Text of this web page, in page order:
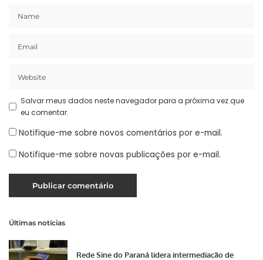
Salvar meus dados neste navegador para a próxima vez que
eu comentar.
Notifique-me sobre novos comentários por e-mail.
Notifique-me sobre novas publicações por e-mail.
Últimas notícias
Rede Sine do Paraná lidera intermediação de